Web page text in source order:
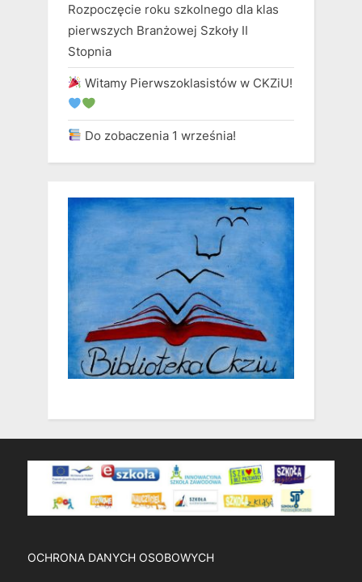
Rozpoczęcie roku szkolnego dla klas
pierwszych Branżowej Szkoły II
Stopnia
Witamy Pierwszoklasistów w CKZiU!
Do zobaczenia 1 września!
OCHRONA DANYCH OSOBOWYCH